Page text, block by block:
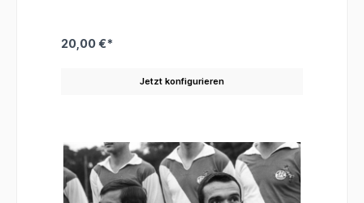
temperamentvolle Mittelfeldregisseur 84 Spiele für
die Nationalmannschaft, schoss 17 Tore und erlebte
20,00 €*
Jetzt konfigurieren